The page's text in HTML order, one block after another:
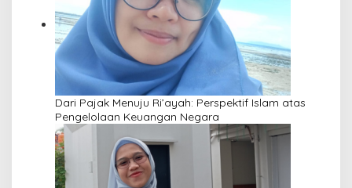
Dari Pajak Menuju Ri’ayah: Perspektif Islam atas
Pengelolaan Keuangan Negara